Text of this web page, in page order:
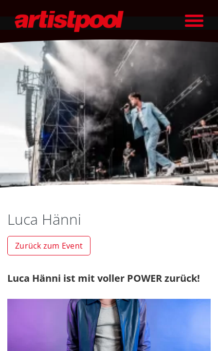
Luca Hänni
Zurück zum Event
Luca Hänni ist mit voller POWER zurück!